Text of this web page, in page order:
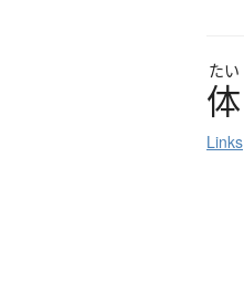
たい
体
Links